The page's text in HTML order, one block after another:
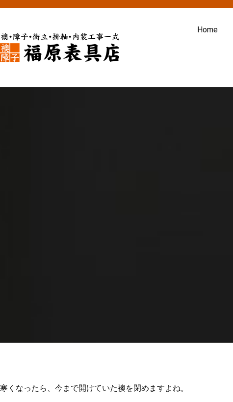
内
ス
キ
Home
寒くなったら、今まで開けていた襖を閉めますよね。